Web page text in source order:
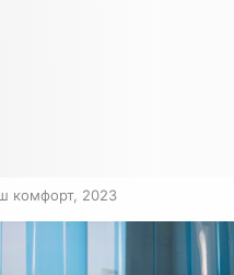
комфорт, 2023